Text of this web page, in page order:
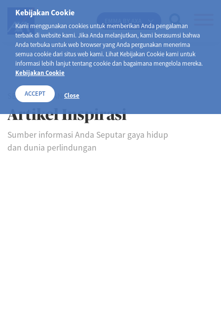
Kebijakan Cookie
Kami menggunakan cookies untuk memberikan Anda pengalaman
terbaik di website kami. Jika Anda melanjutkan, kami berasumsi bahwa
Anda terbuka untuk web browser yang Anda pergunakan menerima
semua cookie dari situs web kami. Lihat Kebijakan Cookie kami untuk
informasi lebih lanjut tentang cookie dan bagaimana mengelola mereka.
Kebijakan Cookie
ACCEPT Close
SELAMAT DATANG DI
Artikel Inspirasi
Sumber informasi Anda Seputar gaya hidup
dan dunia perlindungan